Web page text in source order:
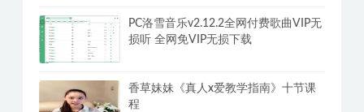
PC洛雪音乐v2.12.2全网付费歌曲VIP无
损听 全网免VIP无损下载
香草妹妹《真人x爱教学指南》十节课
程